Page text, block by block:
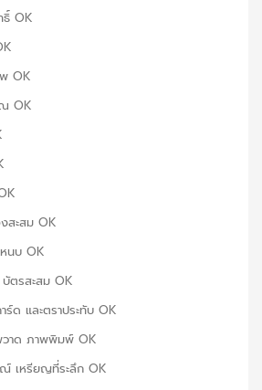
ธิ์ OK
OK
ณ OK
สะสม OK
นบ OK
ตรสะสม OK
ร์ด และตราประทับ OK
าด ภาพพิมพ์ OK
เหรียญที่ระลึก OK